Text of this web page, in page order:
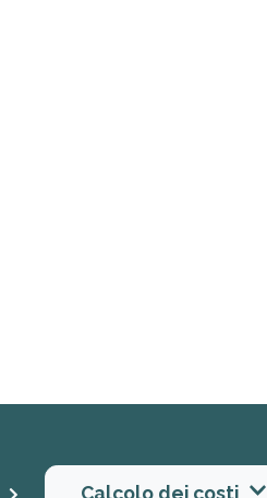
Calcolo dei costi